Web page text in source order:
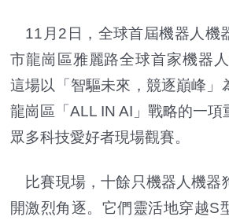
11月2日，全球首屆機器人機
市龍崗區雅麗路全球首家機器
這場以「智驅未來，競逐巔峰」
龍崗區「ALL IN AI」戰略的一項
眾多科技愛好者現場觀賽。
比賽現場，十餘只機器人機器
開激烈角逐。它們靈活地穿越S